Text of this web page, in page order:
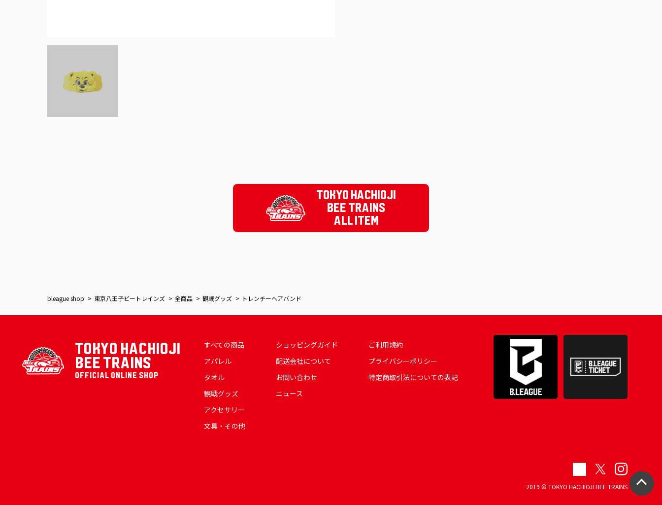
TOKYO HACHIOJI
BEE TRAINS
ALL ITEM
bleague shop 東京八王子ビートレインズ 全商品 観戦グッズ トレンチーヘアバンド
TOKYO HACHIOJI
BEE TRAINS
OFFICIAL ONLINE SHOP
すべての商品
アパレル
タオル
観戦グッズ
アクセサリー
文具・その他
ショッピングガイド
配送会社について
お問い合わせ
ニュース
ご利用規約
プライバシーポリシー
特定商取引法についての表記
2019 © TOKYO HACHIOJI BEE TRAINS